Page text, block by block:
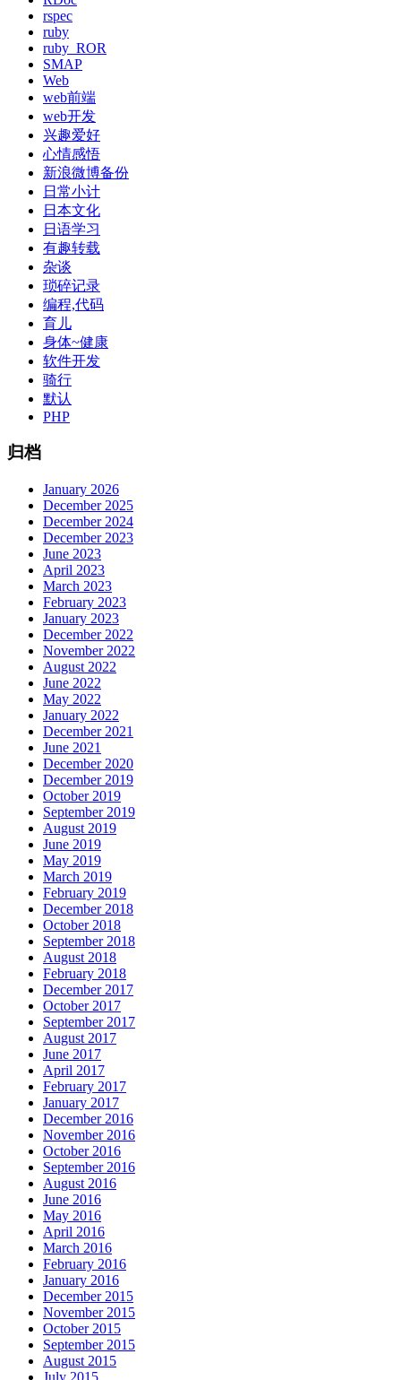
rspec
ruby
ruby_ROR
SMAP
Web
web前端
web开发
兴趣爱好
心情感悟
新浪微博备份
日常小计
日本文化
日语学习
有趣转载
杂谈
琐碎记录
编程,代码
育儿
身体~健康
软件开发
骑行
默认
PHP
归档
January 2026
December 2025
December 2024
December 2023
June 2023
April 2023
March 2023
February 2023
January 2023
December 2022
November 2022
August 2022
June 2022
May 2022
January 2022
December 2021
June 2021
December 2020
December 2019
October 2019
September 2019
August 2019
June 2019
May 2019
March 2019
February 2019
December 2018
October 2018
September 2018
August 2018
February 2018
December 2017
October 2017
September 2017
August 2017
June 2017
April 2017
February 2017
January 2017
December 2016
November 2016
October 2016
September 2016
August 2016
June 2016
May 2016
April 2016
March 2016
February 2016
January 2016
December 2015
November 2015
October 2015
September 2015
August 2015
July 2015